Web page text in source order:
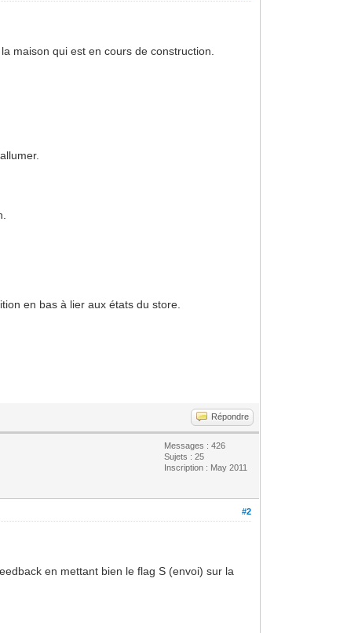
maison qui est en cours de construction.
en bas à lier aux états du store.
Répondre
Messages : 426
Sujets : 25
Inscription : May 2011
#2
en mettant bien le flag S (envoi) sur la